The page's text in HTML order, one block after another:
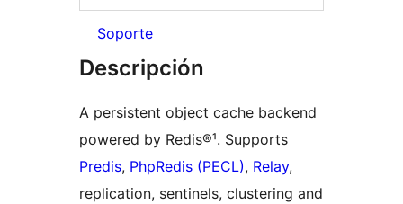
Soporte
Descripción
A persistent object cache backend
powered by Redis®¹. Supports
Predis, PhpRedis (PECL), Relay,
replication, sentinels, clustering and